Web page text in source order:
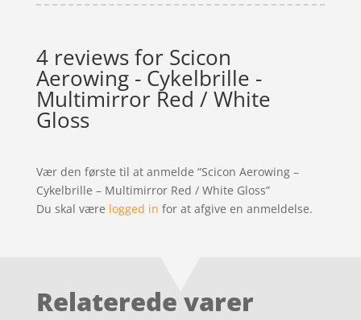
4 reviews for Scicon
Aerowing - Cykelbrille -
Multimirror Red / White
Gloss
Vær den første til at anmelde “Scicon Aerowing –
Cykelbrille – Multimirror Red / White Gloss”
Du skal være logged in for at afgive en anmeldelse.
Relaterede varer